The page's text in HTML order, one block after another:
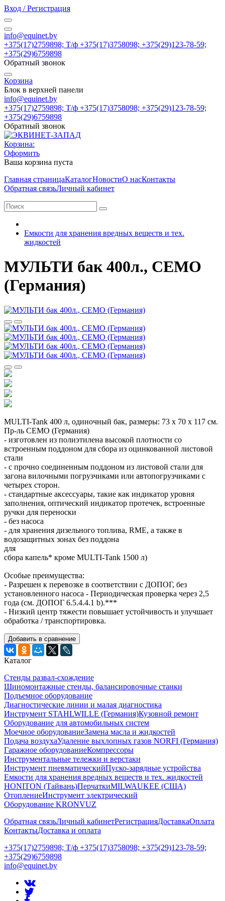
Вход / Регистрация
info@equinet.by
+375(17)2759898; Т/ф +375(17)3758098; +375(29)123-78-59;
+375(29)6759898
Обратный звонок
Корзина
Блок в верхней панели
info@equinet.by
+375(17)2759898; Т/ф +375(17)3758098; +375(29)123-78-59;
+375(29)6759898
Обратный звонок
Корзина:
Оформить
Ваша корзина пуста
Главная страницаКаталогНовостиО насКонтакты
Обратная связьЛичный кабинет
Емкости для хранения вредных веществ и тех.
жидкостей
МУЛЬТИ бак 400л., СЕМО
(Германия)
MULTI-Tank 400 л, одиночный бак, размеры: 73 x 70 x 117 см.
Пр-ль СЕМО (Германия)
- изготовлен из полиэтилена высокой плотности со
встроенным поддоном для сбора из оцинкованной листовой
стали
- с прочно соединенным поддоном из листовой стали для
загона вилочными погрузчиками или автопогрузчиками с
четырех сторон.
- стандартные аксессуары, такие как индикатор уровня
заполнения, оптический индикатор протечек, встроенные
ручки для переноски
- без насоса
- для хранения дизельного топлива, RME, а также в
водозащитных зонах без поддона
для
сбора капель* кроме MULTI-Tank 1500 л)
Особые преимущества:
- Разрешен к перевозке в соответствии с ДОПОГ, без
установленного насоса - Периодическая проверка через 2,5
года (см. ДОПОГ 6.5.4.4.1 b).***
- Низкий центр тяжести повышает устойчивость и улучшает
обработка / транспортировка.
Добавить в сравнение
Каталог
Стенды развал-схождение
Шиномонтажные стенды, балансировочные станки
Подъемное оборудование
Диагностические линии и малая диагностика
Инструмент STAHLWILLE (Германия)Кузовной ремонт
Оборудование для автомобильных систем
Моечное оборудованиеЗамена масла и жидкостей
Подача воздухаУдаление выхлопных газов NORFI (Германия)
Гаражное оборудованиеКомпрессоры
Инструментальные тележки и верстаки
Инструмент пневматическийПуско-зарядные устройства
Емкости для хранения вредных веществ и тех. жидкостей
HONITON (Тайвань)ПерчаткиMILWAUKEE (США)
ОтоплениеИнструмент электрический
Оборудование KRONVUZ
Обратная связьЛичный кабинетРегистрацияДоставкаОплата
КонтактыДоставка и оплата
+375(17)2759898; Т/ф +375(17)3758098; +375(29)123-78-59;
+375(29)6759898
info@equinet.by